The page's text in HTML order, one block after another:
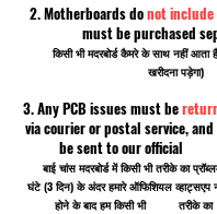
2. Motherboards donot include
must be purchased
किसी भी मदरबोर्ड कैमरे के साथ नहीं आता
खरीदना पड़ेगा)
3. Any PCB issues must be
via courier or postal service,
be sent to our official
बाई चांस मदरबोर्ड में किसी भी तरीके का
घंटे (3 दिन) के अंदर हमारे ऑफिशियल व्हाट्सएप
होने के बाद हम किसी भी तरीके का